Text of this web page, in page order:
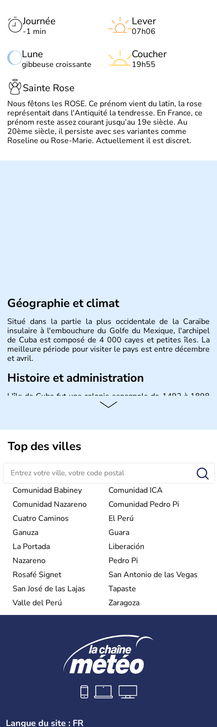
Journée
-1 min
Lune
gibbeuse croissante
Lever
07h06
Coucher
19h55
Sainte Rose
Nous fêtons les ROSE. Ce prénom vient du latin, la rose
représentait dans l'Antiquité la tendresse. En France, ce
prénom reste assez courant jusqu’au 19e siècle. Au
20ème siècle, il persiste avec ses variantes comme
Roseline ou Rose-Marie. Actuellement il est discret.
Géographie et climat
Situé dans la partie la plus occidentale de la Caraïbe
insulaire à l'embouchure du Golfe du Mexique, l'archipel
de Cuba est composé de 4 000 cayes et petites îles. La
meilleure période pour visiter le pays est entre décembre
et avril.
Histoire et administration
L'île de Cuba fut une colonie espagnole de 1492 à 1898
puis un Territoire des Etats-Unis jusqu'en 1902. Le 17
dirigé par le Parti communiste. Le pays est cependant
considéré comme une dictature par ses opposants.
Aujourd'hui, l'embargo américain a été assoupli et le
tourisme bat son plein à Cuba.
Top des villes
Comunidad Babiney
Comunidad ICA
Comunidad Nazareno
Comunidad Pedro Pi
Cuatro Caminos
El Perú
Ganuza
Guara
La Portada
Liberación
Nazareno
Pedro Pi
Rosafé Signet
San Antonio de las Vegas
San José de las Lajas
Tapaste
Valle del Perú
Zaragoza
Langue du site : FR